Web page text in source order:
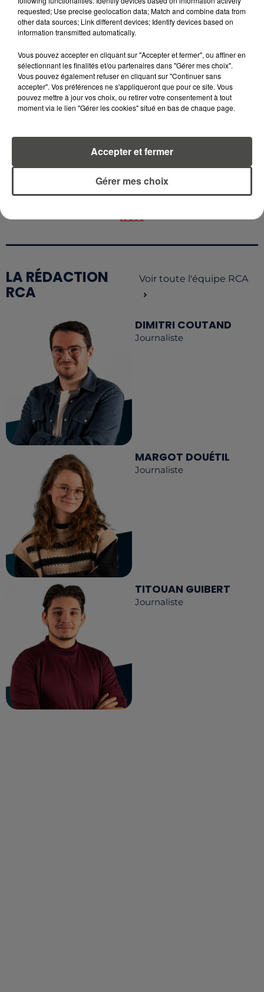
15 juillet 2026
GRANDES MARÉES DE L'ÉTÉ :
SIFFLETS, CIRÉS JAUNES ET
13 juillet 2026
CANICULE ET SÉCHERESSE : LES
APICULTEURS S'INQUIÈTENT
D'UNE RÉCOLTE...
RETROUVEZ TOUTE L'ACTU DE LA RÉGION ET
RECEVEZ LES ALERTES INFOS DE LA RÉDACTION
RCA
LA RÉDACTION
RCA
Voir toute l'équipe RCA
DIMITRI COUTAND
Journaliste
MARGOT DOUÉTIL
Journaliste
TITOUAN GUIBERT
Journaliste
requested; Use precise geolocation data; Match and combine data from
other data sources; Link different devices; Identify devices based on
information transmitted automatically.
Vous pouvez accepter en cliquant sur "Accepter et fermer", ou affiner en
sélectionnant les finalités et/ou partenaires dans "Gérer mes choix".
Vous pouvez également refuser en cliquant sur "Continuer sans
accepter". Vos préférences ne s'appliqueront que pour ce site. Vous
pouvez mettre à jour vos choix, ou retirer votre consentement à tout
moment via le lien "Gérer les cookies" situé en bas de chaque page.
Gérer mes choix
Accepter et fermer